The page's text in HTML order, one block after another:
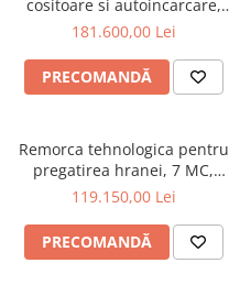
Polizoare de cioturi pomi
Tocatoare electrice
Tocatoare hidraulice
Tocatoare priza PTO tractor
Utilaje de fabricat peleti
Transpaleti si stivuitoare
Freze de zapada
Masini batut stalpi
Mini-Buldoexcavatoare
Motocultoare si accesorii
Utilaje sapat si prasit
cositoare si autoincarcare,
185 cm, volum 24 m³, T635/3
181.600,00 Lei
PRECOMANDĂ
Remorca tehnologica pentru
pregatirea hranei, 7 MC,
sistem vertical, Fider 7-Eko
119.150,00 Lei
PRECOMANDĂ